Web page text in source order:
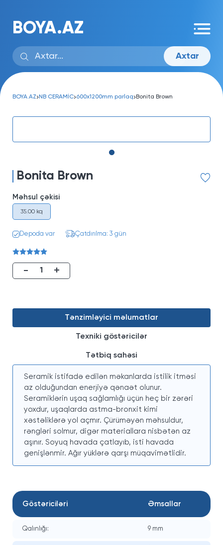
BOYA.AZ
Axtar
BOYA.AZ NB CERAMİC 600x1200mm parlaq Bonita Brown
Bonita Brown
Depoda var Çatdırılma: 3 gün
Məhsul çəkisi
35.00 kq
- +
Tənzimləyici məlumatlar
Texniki göstəricilər
Tətbiq sahəsi
Seramik istifadə edilən məkanlarda istilik itməsi
az olduğundan enerjiyə qənaət olunur.
Seramiklərin uşaq sağlamlığı üçün heç bir zərəri
yoxdur, uşaqlarda astma-bronxit kimi
xəstəliklərə yol açmır. Çürüməyən məhsuldur,
rəngləri solmur, digər materiallara nisbətən az
aşınır. Soyuq havada çatlayıb, isti havada
genişlənmir. Ağır yüklərə qarşı müqavimətlidir.
Göstəriciləri Əmsallar
Qalınlığı: 9 mm